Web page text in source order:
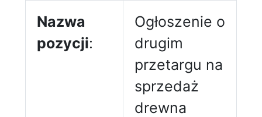
Nazwa
pozycji:
Ogłoszenie o
drugim
przetargu na
sprzedaż
drewna